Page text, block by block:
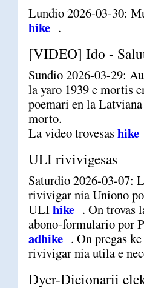
Lundio 2026-03-30:
hike .
[VIDEO] Ido -
Sundio 2026-03-29:
la yaro 1939 e mortis
poemari en la
morto.
La video trovesashike
ULI rivivigesas
Saturdio 2026-03-07:
rivivigar nia Uniono
ULIhike . On trovas
abono-formulario por
adhike . On pregas
rivivigar nia utila e
Dyer-Dicionarii